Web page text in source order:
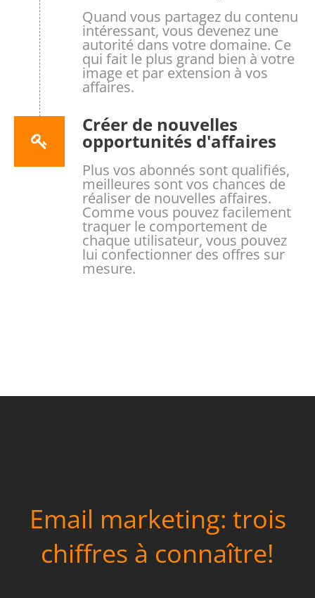
Quand vous partagez du contenu
intéressant, vous devenez une
autorité dans votre domaine. Ce
qui fait le plus grand bien à votre
image et par extension à vos
affaires.
Créer de nouvelles
opportunités d'affaires
Plus vos abonnés sont qualifiés,
meilleures sont vos chances de
réaliser de nouvelles affaires.
Comme vous pouvez facilement
traquer le comportement de
chaque utilisateur, vous pouvez
lui confectionner des offres sur
mesure.
Email marketing: trois
chiffres à connaître!